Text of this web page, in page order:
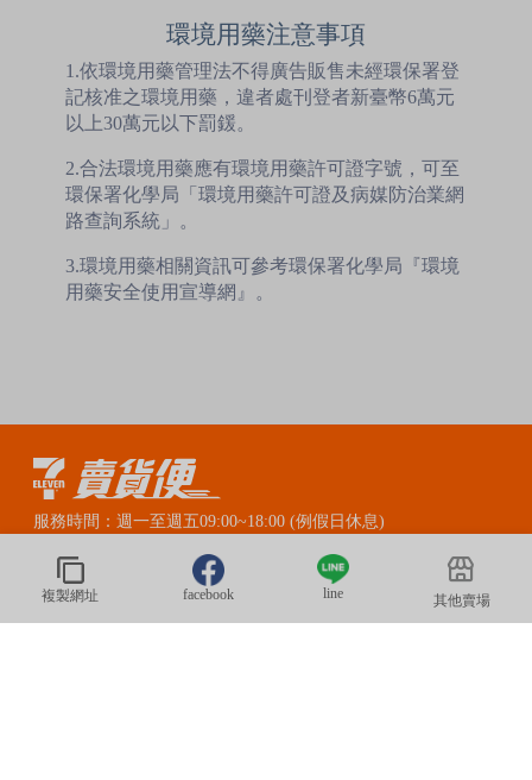
複製網址 facebook line 其他賣場
環境用藥注意事項
1.依環境用藥管理法不得廣告販售未經環保署登
記核准之環境用藥，違者處刊登者新臺幣6萬元
以上30萬元以下罰鍰。
2.合法環境用藥應有環境用藥許可證字號，可至
環保署化學局「環境用藥許可證及病媒防治業網
路查詢系統」。
3.環境用藥相關資訊可參考環保署化學局『環境
用藥安全使用宣導網』。
服務時間：週一至週五09:00~18:00 (例假日休息)